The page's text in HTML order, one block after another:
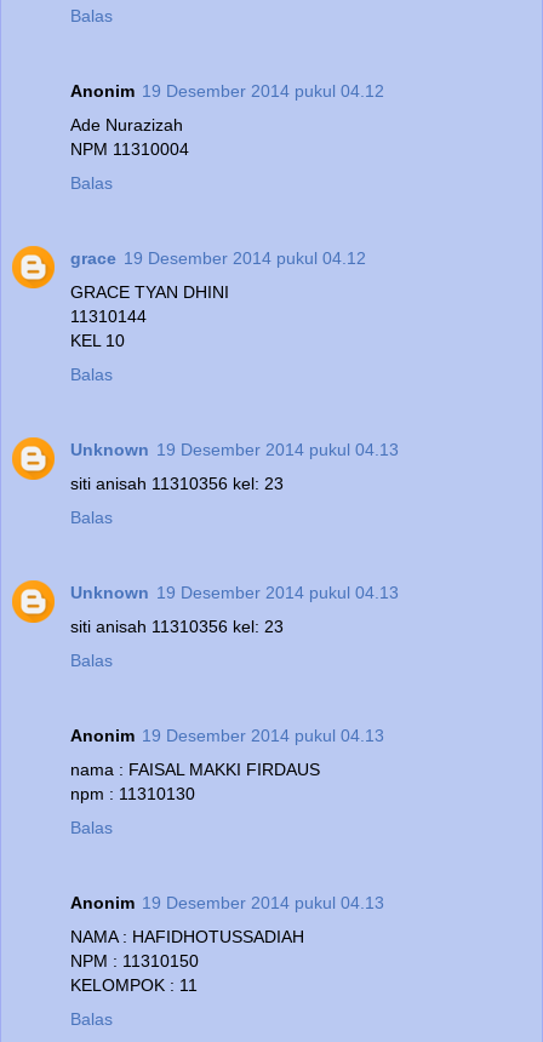
Balas
Anonim 19 Desember 2014 pukul 04.12
Ade Nurazizah
NPM 11310004
Balas
grace 19 Desember 2014 pukul 04.12
GRACE TYAN DHINI
11310144
KEL 10
Balas
Unknown 19 Desember 2014 pukul 04.13
siti anisah 11310356 kel: 23
Balas
Unknown 19 Desember 2014 pukul 04.13
siti anisah 11310356 kel: 23
Balas
Anonim 19 Desember 2014 pukul 04.13
nama : FAISAL MAKKI FIRDAUS
npm : 11310130
Balas
Anonim 19 Desember 2014 pukul 04.13
NAMA : HAFIDHOTUSSADIAH
NPM : 11310150
KELOMPOK : 11
Balas